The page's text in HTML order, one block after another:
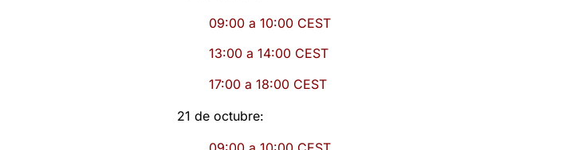
09:00 a 10:00 CEST
13:00 a 14:00 CEST
17:00 a 18:00 CEST
21 de octubre: